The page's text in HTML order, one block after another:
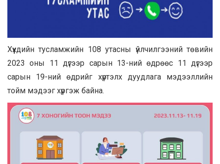
Хүүхдийн тусламжийн 108 утасны үйлчилгээний төвийн
2023 оны 11 дүгээр сарын 13-ний өдрөөс 11 дүгээр
сарын 19-ний өдрийг хүртэлх дуудлага мэдээллийн
тойм мэдээг хүргэж байна.